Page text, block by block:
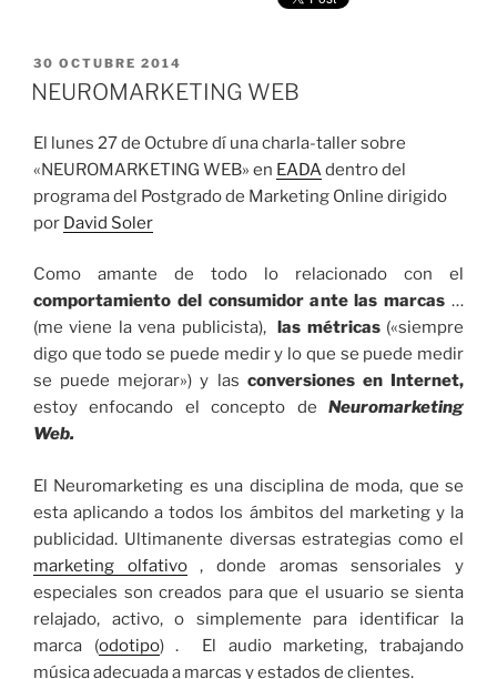
PUBLICADO
EL
30 OCTUBRE 2014
NEUROMARKETING WEB
El lunes 27 de Octubre dí una charla-taller sobre
«NEUROMARKETING WEB» en EADA dentro del
programa del Postgrado de Marketing Online dirigido
por David Soler
Como amante de todo lo relacionado con el
comportamiento del consumidor ante las marcas …
(me viene la vena publicista),las métricas(«siempre
digo que todo se puede medir y lo que se puede medir
se puede mejorar») y las conversiones en Internet,
estoy enfocando el concepto de
Neuromarketing
Web.
El Neuromarketing es una disciplina de moda, que se
esta aplicando a todos los ámbitos del marketing y la
publicidad. Ultimanente diversas estrategias como el
marketing olfativo, donde aromas sensoriales y
especiales son creados para que el usuario se sienta
relajado, activo, o simplemente para identificar la
marca (odotipo) . El audio marketing, trabajando
música adecuada a marcas y estados de clientes.